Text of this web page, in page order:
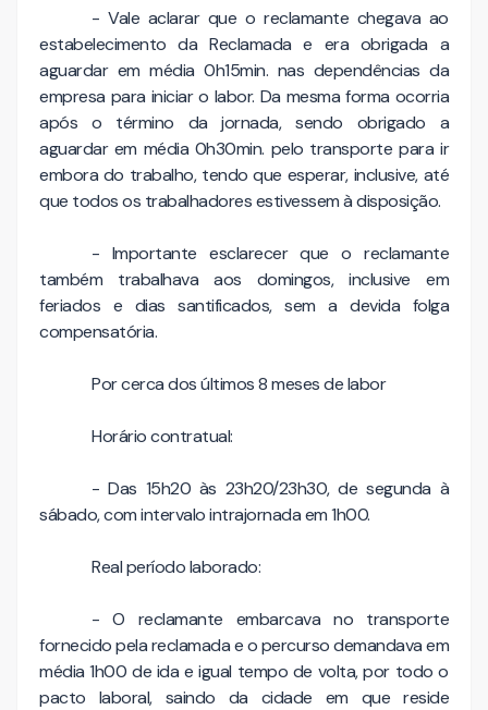
- Vale aclarar que o reclamante chegava ao
estabelecimento da Reclamada e era obrigada a
aguardar em média 0h15min. nas dependências da
empresa para iniciar o labor. Da mesma forma ocorria
após o término da jornada, sendo obrigado a
aguardar em média 0h30min. pelo transporte para ir
embora do trabalho, tendo que esperar, inclusive, até
que todos os trabalhadores estivessem à disposição.
- Importante esclarecer que o reclamante
também trabalhava aos domingos, inclusive em
feriados e dias santificados, sem a devida folga
compensatória.
Por cerca dos últimos 8 meses de labor
Horário contratual:
- Das 15h20 às 23h20/23h30, de segunda à
sábado, com intervalo intrajornada em 1h00.
Real período laborado:
- O reclamante embarcava no transporte
fornecido pela reclamada e o percurso demandava em
média 1h00 de ida e igual tempo de volta, por todo o
pacto laboral, saindo da cidade em que reside